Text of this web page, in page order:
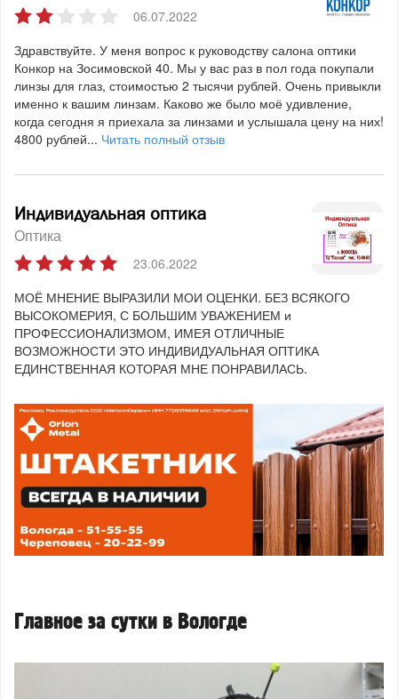
06.07.2022
Здравствуйте. У меня вопрос к руководству салона оптики
Конкор на Зосимовской 40. Мы у вас раз в пол года покупали
линзы для глаз, стоимостью 2 тысячи рублей. Очень привыкли
именно к вашим линзам. Каково же было моё удивление,
когда сегодня я приехала за линзами и услышала цену на них!
4800 рублей... Читать полный отзыв
Индивидуальная оптика
Оптика
23.06.2022
МОЁ МНЕНИЕ ВЫРАЗИЛИ МОИ ОЦЕНКИ. БЕЗ ВСЯКОГО
ВЫСОКОМЕРИЯ, С БОЛЬШИМ УВАЖЕНИЕМ и
ПРОФЕССИОНАЛИЗМОМ, ИМЕЯ ОТЛИЧНЫЕ
ВОЗМОЖНОСТИ ЭТО ИНДИВИДУАЛЬНАЯ ОПТИКА
ЕДИНСТВЕННАЯ КОТОРАЯ МНЕ ПОНРАВИЛАСЬ.
Главное за сутки в Вологде